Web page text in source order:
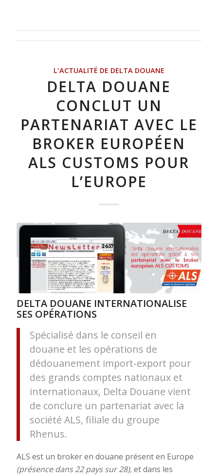
L'ACTUALITÉ DE DELTA DOUANE
DELTA DOUANE
CONCLUT UN
PARTENARIAT AVEC LE
BROKER EUROPÉEN
ALS CUSTOMS POUR
L’EUROPE
DELTA DOUANE INTERNATIONALISE
SES OPÉRATIONS
Spécialisé dans le conseil en
douane et les opérations de
dédouanement import-export pour
des grands comptes nationaux et
internationaux, Delta Douane vient
de conclure un partenariat avec la
société ALS, filiale du groupe
Rhenus.
ALS est un broker en douane présent en Europe
(présence dans 22 pays sur 28), et dans les